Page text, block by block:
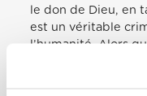
le don de Dieu, en
est un véritable
l’humanité. Alors
du phénomène, il